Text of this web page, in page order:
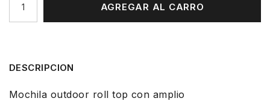
AGREGAR AL CARRO
DESCRIPCION
Mochila outdoor roll top con amplio